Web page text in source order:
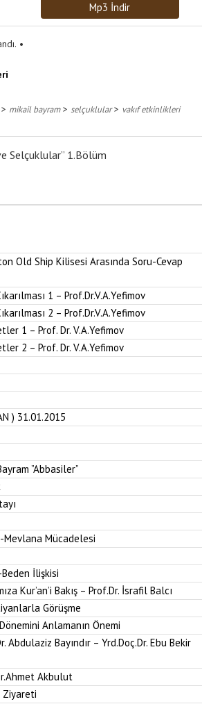
Mp3 İndir
mikail bayram> selçuklular> vakıf etkinlikleri
Selçuklular” 1.Bölüm
Old Ship Kilisesi Arasında Soru-Cevap
1 – Prof.Dr.V.A.Yefimov
2 – Prof.Dr.V.A.Yefimov
1 – Prof. Dr. V.A.Yefimov
2 – Prof. Dr. V.A.Yefimov
) 31.01.2015
”Abbasiler”
Mevlana Mücadelesi
İlişkisi
Kur’an’i Bakış – Prof.Dr. İsrafil Balcı
Görüşme
Anlamanın Önemi
Abdulaziz Bayındır – Yrd.Doç.Dr. Ebu Bekir
Akbulut
Ziyareti